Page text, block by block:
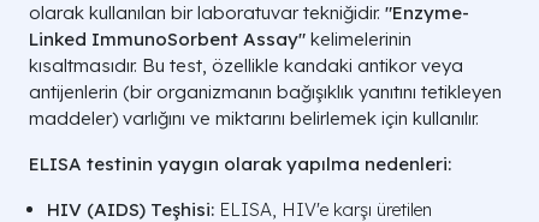
olarak kullanılan bir laboratuvar tekniğidir. "Enzyme-
Linked ImmunoSorbent Assay" kelimelerinin
kısaltmasıdır. Bu test, özellikle kandaki antikor veya
antijenlerin (bir organizmanın bağışıklık yanıtını tetikleyen
maddeler) varlığını ve miktarını belirlemek için kullanılır.
ELISA testinin yaygın olarak yapılma nedenleri:
HIV (AIDS) Teşhisi: ELISA, HIV'e karşı üretilen